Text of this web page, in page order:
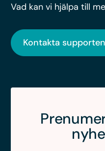
Vad kan vi hjälpa till
Kontakta supporten